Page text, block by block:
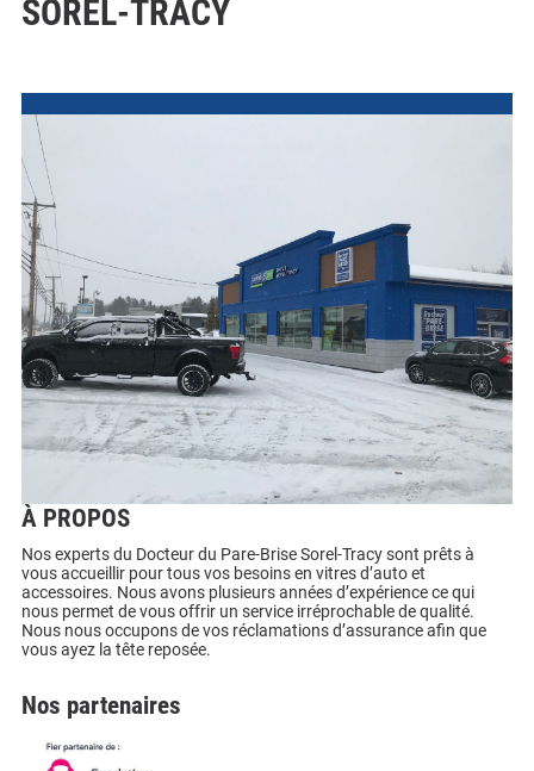
SOREL-TRACY
À PROPOS
Nos experts du Docteur du Pare-Brise Sorel-Tracy sont prêts à
vous accueillir pour tous vos besoins en vitres d’auto et
accessoires. Nous avons plusieurs années d’expérience ce qui
nous permet de vous offrir un service irréprochable de qualité.
Nous nous occupons de vos réclamations d’assurance afin que
vous ayez la tête reposée.
Nos partenaires